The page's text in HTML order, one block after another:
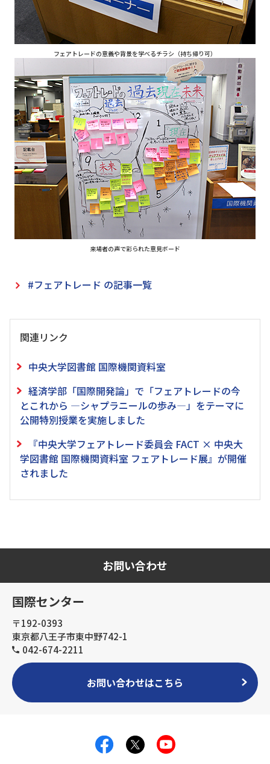
フェアトレードの意義や背景を学べるチラシ（持ち帰り可）
来場者の声で彩られた意見ボード
#フェアトレード の記事一覧
関連リンク
中央大学図書館 国際機関資料室
経済学部「国際開発論」で「フェアトレードの今
とこれから ―シャプラニールの歩み―」をテーマに
公開特別授業を実施しました
『中央大学フェアトレード委員会 FACT × 中央大
学図書館 国際機関資料室 フェアトレード展』が開催
されました
お問い合わせ
国際センター
〒192-0393
東京都八王子市東中野742-1
042-674-2211
お問い合わせはこちら